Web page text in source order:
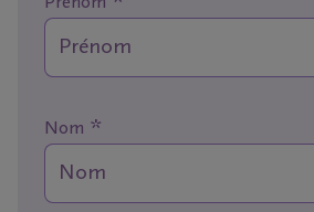
décès
Nos
funéraires
Questions
Prénom
Nom *